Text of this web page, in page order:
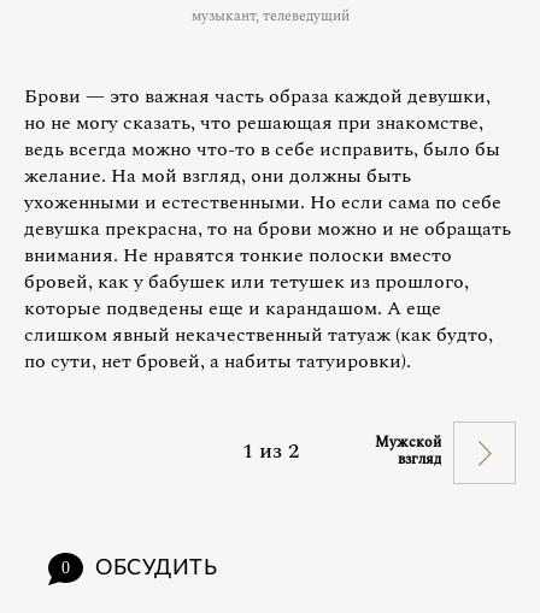
музыкант, телеведущий
Брови — это важная часть образа каждой девушки,
но не могу сказать, что решающая при знакомстве,
ведь всегда можно что-то в себе исправить, было бы
желание. На мой взгляд, они должны быть
ухоженными и естественными. Но если сама по себе
девушка прекрасна, то на брови можно и не обращать
внимания. Не нравятся тонкие полоски вместо
бровей, как у бабушек или тетушек из прошлого,
которые подведены еще и карандашом. А еще
слишком явный некачественный татуаж (как будто,
по сути, нет бровей, а набиты татуировки).
1 из2 Мужской
взгляд
0 ОБСУДИТЬ